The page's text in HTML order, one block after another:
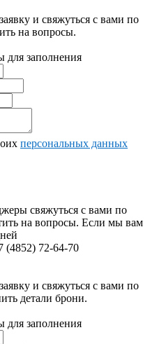
и свяжуться с вами по
на вопросы.
для заполнения
персональных данных
свяжуться с вами по
на вопросы. Если мы вам
(4852) 72-64-70
и свяжуться с вами по
детали брони.
для заполнения